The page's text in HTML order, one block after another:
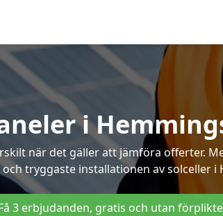
i
när det gäller att jämföra offerter.
tryggaste installationen av solceller i
3 erbjudanden, gratis och utan